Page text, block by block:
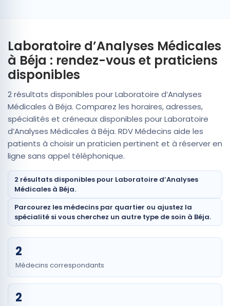
Laboratoire d’Analyses Médicales
à Béja : rendez-vous et praticiens
disponibles
2 résultats disponibles pour Laboratoire d’Analyses
Médicales à Béja. Comparez les horaires, adresses,
spécialités et créneaux disponibles pour Laboratoire
d’Analyses Médicales à Béja. RDV Médecins aide les
patients à choisir un praticien pertinent et à réserver en
ligne sans appel téléphonique.
2 résultats disponibles pour Laboratoire d’Analyses
Médicales à Béja.
Parcourez les médecins par quartier ou ajustez la
spécialité si vous cherchez un autre type de soin à Béja.
2
Médecins correspondants
2